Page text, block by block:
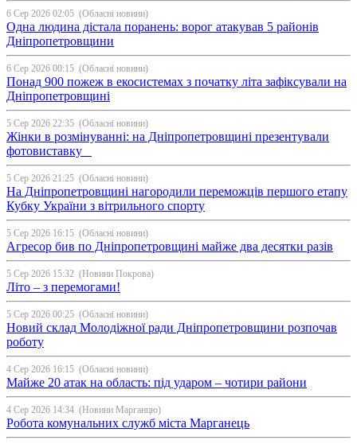
6 Сер 2026 02:05 (Обласні новини)
Одна людина дістала поранень: ворог атакував 5 районів
Дніпропетровщини
6 Сер 2026 00:15 (Обласні новини)
Понад 900 пожеж в екосистемах з початку літа зафіксували на
Дніпропетровщині
5 Сер 2026 22:35 (Обласні новини)
Жінки в розмінуванні: на Дніпропетровщині презентували
фотовиставку
5 Сер 2026 21:25 (Обласні новини)
На Дніпропетровщині нагородили переможців першого етапу
Кубку України з вітрильного спорту
5 Сер 2026 16:15 (Обласні новини)
Агресор бив по Дніпропетровщині майже два десятки разів
5 Сер 2026 15:32 (Новини Покрова)
Літо – з перемогами!
5 Сер 2026 00:25 (Обласні новини)
Новий склад Молодіжної ради Дніпропетровщини розпочав
роботу
4 Сер 2026 16:15 (Обласні новини)
Майже 20 атак на область: під ударом – чотири райони
4 Сер 2026 14:34 (Новини Марганцю)
Робота комунальних служб міста Марганець